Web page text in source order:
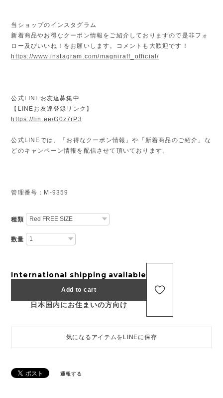
当ショップのインスタグラム
新着商品やお得なクーポン情報をご紹介しておりますので是非フォ
ロー及びいいね！をお願いします。コメントも大歓迎です！
https://www.instagram.com/magniraff_official/
公式LINEお友達募集中
【LINEお友達登録リンク】
https://lin.ee/G0z7rP3
公式LINEでは、「お得なクーポン情報」や「新着商品のご紹介」な
どのキャンペーン情報を配信させて頂いております。
管理番号：M-9359
種類
数量
International shipping available
Add to cart
日本国内にお住まいの方向け
気になるアイテムをLINEに保存
通報する